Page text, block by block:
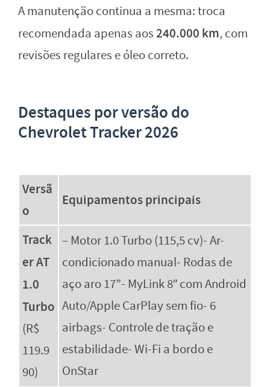
A manutenção continua a mesma: troca
recomendada apenas aos240.000 km, com
revisões regulares e óleo correto.
Destaques por versão do
Chevrolet Tracker 2026
Versã
o
Equipamentos principais
Track
er AT
1.0
Turbo
(R$
119.9
90)
– Motor 1.0 Turbo (115,5 cv)- Ar-
condicionado manual- Rodas de
aço aro 17”- MyLink 8″ com Android
Auto/Apple CarPlay sem fio- 6
airbags- Controle de tração e
estabilidade- Wi-Fi a bordo e
OnStar